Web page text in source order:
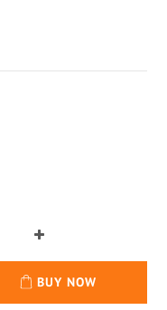
BUY NOW